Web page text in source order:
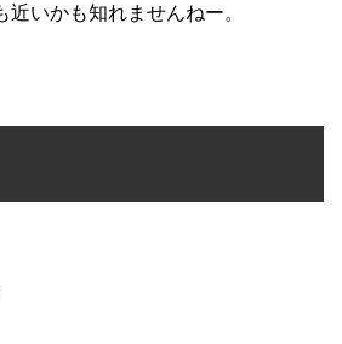
いかも知れませんねー。